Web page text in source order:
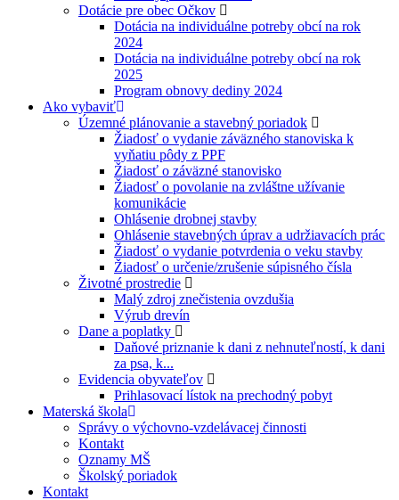
Dotácie pre obec Očkov
Dotácia na individuálne potreby obcí na rok
2024
Dotácia na individuálne potreby obcí na rok
2025
Program obnovy dediny 2024
Ako vybaviť
Územné plánovanie a stavebný poriadok
Žiadosť o vydanie záväzného stanoviska k
vyňatiu pôdy z PPF
Žiadosť o záväzné stanovisko
Žiadosť o povolanie na zvláštne užívanie
komunikácie
Ohlásenie drobnej stavby
Ohlásenie stavebných úprav a udržiavacích prác
Žiadosť o vydanie potvrdenia o veku stavby
Žiadosť o určenie/zrušenie súpisného čísla
Životné prostredie
Malý zdroj znečistenia ovzdušia
Výrub drevín
Dane a poplatky
Daňové priznanie k dani z nehnuteľností, k dani
za psa, k...
Evidencia obyvateľov
Prihlasovací lístok na prechodný pobyt
Materská škola
Správy o výchovno-vzdelávacej činnosti
Kontakt
Oznamy MŠ
Školský poriadok
Kontakt